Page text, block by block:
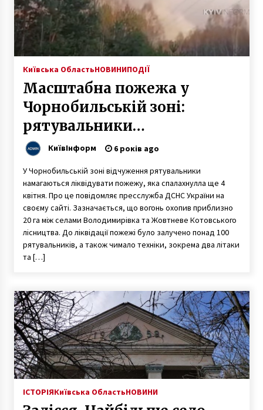
Київська ОбластьНОВИНИПОДІЇ
Масштабна пожежа у
Чорнобильській зоні:
рятувальники
продовжують боротися з
вогнем (ВІДЕО)
КиївІнформ 6 років ago
У Чорнобильській зоні відчуження рятувальники
намагаються ліквідувати пожежу, яка спалахнулла ще 4
квітня. Про це повідомляє пресслужба ДСНС України на
своєму сайті. Зазначається, що вогонь охопив приблизно
20 га між селами Володимирівка та Жовтневе Котовського
лісництва. До ліквідації пожежі було залучено понад 100
рятувальників, а також чимало техніки, зокрема два літаки
та […]
ІСТОРІЯКиївська ОбластьНОВИНИ